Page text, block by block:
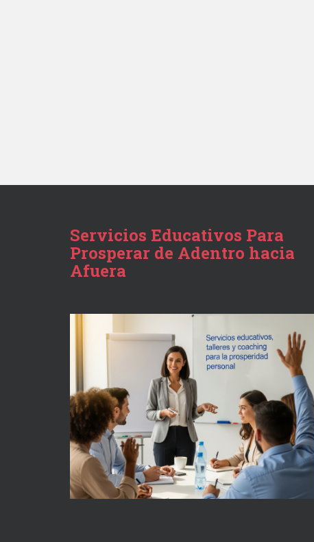
Servicios Educativos Para
Prosperar de Adentro hacia
Afuera